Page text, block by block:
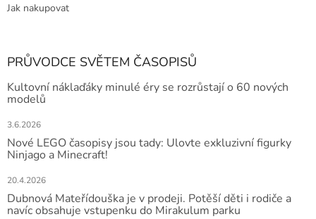
Jak nakupovat
PRŮVODCE SVĚTEM ČASOPISŮ
Kultovní náklaďáky minulé éry se rozrůstají o 60 nových
modelů
3.6.2026
Nové LEGO časopisy jsou tady: Ulovte exkluzivní figurky
Ninjago a Minecraft!
20.4.2026
Dubnová Mateřídouška je v prodeji. Potěší děti i rodiče a
navíc obsahuje vstupenku do Mirakulum parku